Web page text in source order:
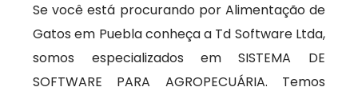
Se você está procurando por Alimentação de
Gatos em Puebla conheça a Td Software Ltda,
somos especializados em SISTEMA DE
SOFTWARE PARA AGROPECUÁRIA. Temos